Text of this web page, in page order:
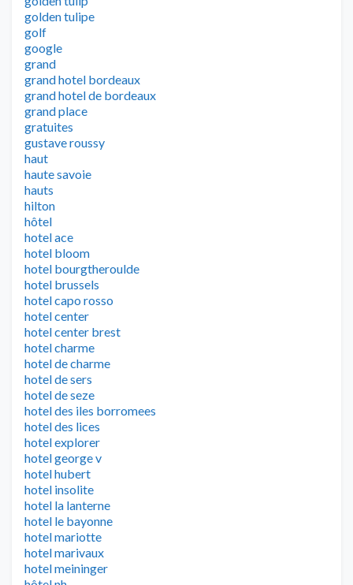
golden tulipe
golf
google
grand
grand hotel bordeaux
grand hotel de bordeaux
grand place
gratuites
gustave roussy
haut
haute savoie
hauts
hilton
hôtel
hotel ace
hotel bloom
hotel bourgtheroulde
hotel brussels
hotel capo rosso
hotel center
hotel center brest
hotel charme
hotel de charme
hotel de sers
hotel de seze
hotel des iles borromees
hotel des lices
hotel explorer
hotel george v
hotel hubert
hotel insolite
hotel la lanterne
hotel le bayonne
hotel mariotte
hotel marivaux
hotel meininger